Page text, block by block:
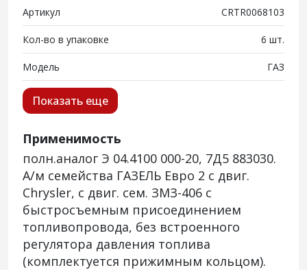
Артикул CRTR0068103
Кол-во в упаковке 6 шт.
Модель ГАЗ
Показать еще
Применимость
полн.аналог Э 04.4100 000-20, 7Д5 883030.
А/м семейства ГАЗЕЛЬ Евро 2 с двиг.
Chrysler, с двиг. сем. ЗМЗ-406 с
быстросъемным присоединением
топливопровода, без встроенного
регулятора давления топлива
(комплектуется прижимным кольцом).